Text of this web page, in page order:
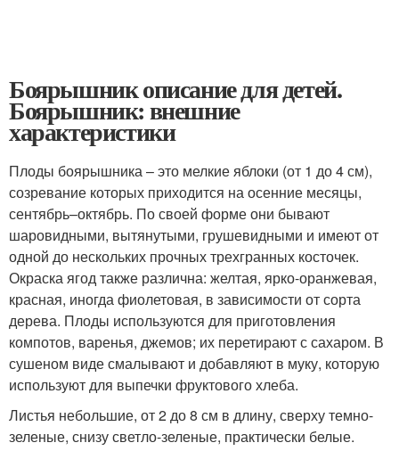
Боярышник описание для детей.
Боярышник: внешние
характеристики
Плоды боярышника – это мелкие яблоки (от 1 до 4 см),
созревание которых приходится на осенние месяцы,
сентябрь–октябрь. По своей форме они бывают
шаровидными, вытянутыми, грушевидными и имеют от
одной до нескольких прочных трехгранных косточек.
Окраска ягод также различна: желтая, ярко-оранжевая,
красная, иногда фиолетовая, в зависимости от сорта
дерева. Плоды используются для приготовления
компотов, варенья, джемов; их перетирают с сахаром. В
сушеном виде смалывают и добавляют в муку, которую
используют для выпечки фруктового хлеба.
Листья небольшие, от 2 до 8 см в длину, сверху темно-
зеленые, снизу светло-зеленые, практически белые.